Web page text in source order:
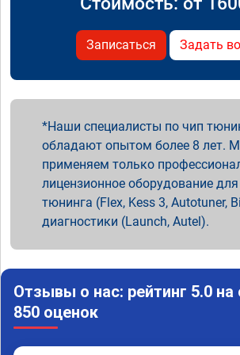
Записаться Задать
Наши специалисты по чип
обладают опытом более 8 лет.
применяем только
лицензионное оборудование
тюнинга (Flex, Kess 3, Autotuner,
диагностики (Launch, Autel).
Отзывы о нас: рейтинг 5.0 на
850 оценок